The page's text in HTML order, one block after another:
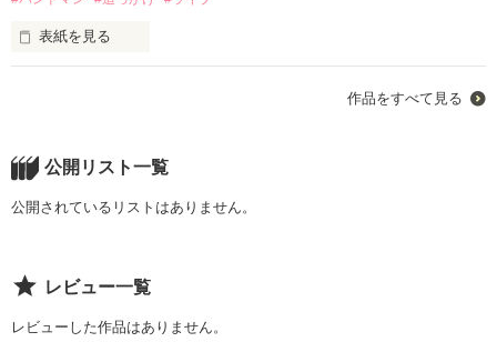
表紙を見る
小さなライブハウスを中心に廻りゆく世界の果てには一体どの
ような結末が待ち受けているのか！？
完結まで、読み苦しいこともあるかと思いますがお付き合い
作品をすべて見る
公開リスト一覧
公開されているリストはありません。
レビュー一覧
レビューした作品はありません。